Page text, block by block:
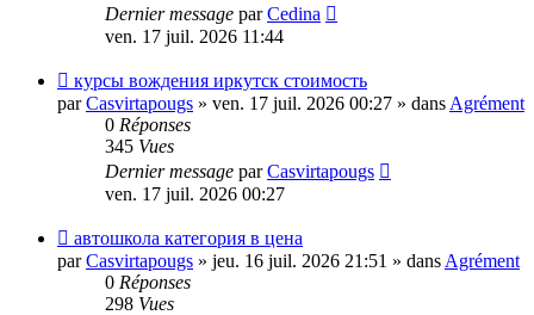
Dernier message parCedina
ven. 17 juil. 2026 11:44
Nouveau
message
курсы вождения иркутск стоимость
parCasvirtapougs » ven. 17 juil. 2026 00:27 » dans Agrément
0 Réponses
345 Vues
Dernier message parCasvirtapougs
ven. 17 juil. 2026 00:27
Nouveau
message
автошкола категория в цена
parCasvirtapougs » jeu. 16 juil. 2026 21:51 » dans Agrément
0 Réponses
298 Vues